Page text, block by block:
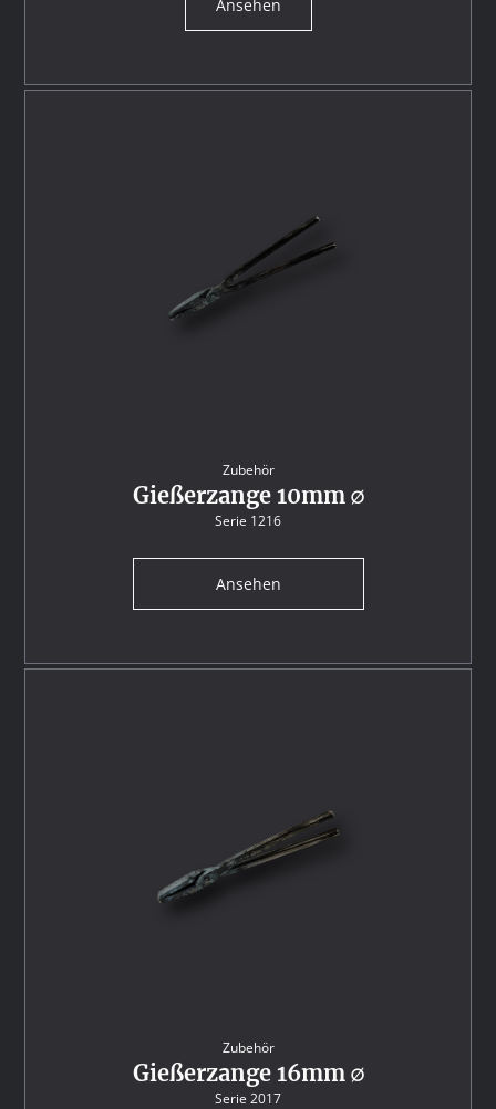
Ansehen
Zubehör
Gießerzange 10mm ∅
Serie 1216
Ansehen
Zubehör
Gießerzange 16mm ∅
Serie 2017